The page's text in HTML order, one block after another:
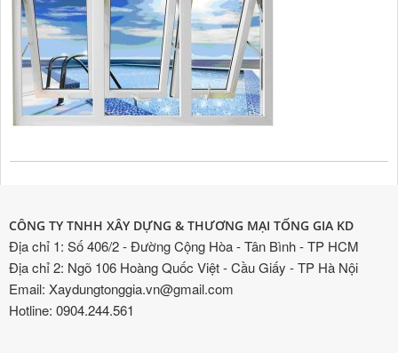
CÔNG TY TNHH XÂY DỰNG & THƯƠNG MẠI TỐNG GIA KD
Địa chỉ 1: Số 406/2 - Đường Cộng Hòa - Tân Bình - TP HCM
Địa chỉ 2: Ngõ 106 Hoàng Quốc Việt - Cầu Giấy - TP Hà Nội
Email: Xaydungtonggia.vn@gmail.com
Hotline: 0904.244.561